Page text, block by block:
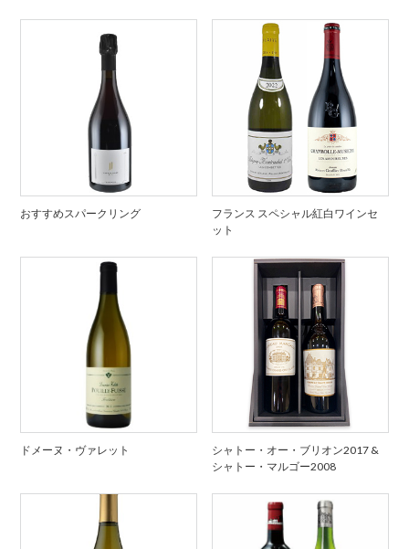
おすすめスパークリング
フランス スペシャル紅白ワインセ
ット
ドメーヌ・ヴァレット
シャトー・オー・ブリオン2017 &
シャトー・マルゴー2008